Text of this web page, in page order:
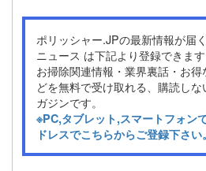
ポリッシャー.JPの最新情報が届
ニュース は下記より登録できます
お掃除関連情報・業界裏話・お
どを無料で受け取れる、購読し
ガジンです。
※PC,タブレット,スマートフォン
ドレスでこちらからご登録下さい。